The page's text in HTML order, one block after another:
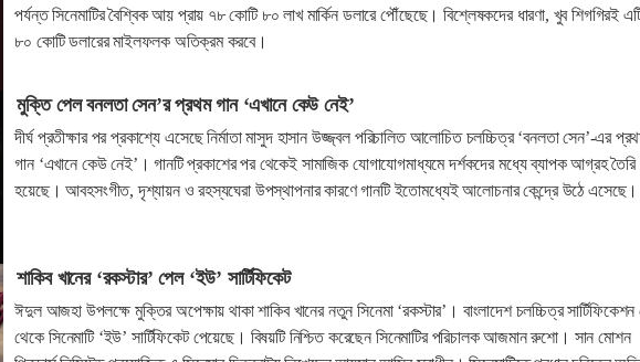
পর্যন্ত সিনেমাটির বৈশ্বিক আয় প্রায় ৭৮ কোটি ৮০ লাখ মার্কিন ডলারে পৌঁছেছে। বিশ্লেষকদের ধারণা, খুব শিগগিরই
৮০ কোটি ডলারের মাইলফলক অতিক্রম করবে।
মুক্তি পেল বনলতা সেন’র প্রথম গান ‘এখানে কেউ নেই’
দীর্ঘ প্রতীক্ষার পর প্রকাশ্যে এসেছে নির্মাতা মাসুদ হাসান উজ্জ্বল পরিচালিত আলোচিত চলচ্চিত্র ‘বনলতা সেন’-এর
গান ‘এখানে কেউ নেই’। গানটি প্রকাশের পর থেকেই সামাজিক যোগাযোগমাধ্যমে দর্শকদের মধ্যে ব্যাপক আগ্রহ তৈরি
হয়েছে। আবহসংগীত, দৃশ্যায়ন ও রহস্যঘেরা উপস্থাপনার কারণে গানটি ইতোমধ্যেই আলোচনার কেন্দ্রে উঠে এসেছে।
শাকিব খানের ‘রকস্টার’ পেল ‘ইউ’ সার্টিফিকেট
ঈদুল আজহা উপলক্ষে মুক্তির অপেক্ষায় থাকা শাকিব খানের নতুন সিনেমা ‘রকস্টার’। বাংলাদেশ চলচ্চিত্র সার্টিফিকেশন
থেকে সিনেমাটি ‘ইউ’ সার্টিফিকেট পেয়েছে। বিষয়টি নিশ্চিত করেছেন সিনেমাটির পরিচালক আজমান রুশো। সান মোশন